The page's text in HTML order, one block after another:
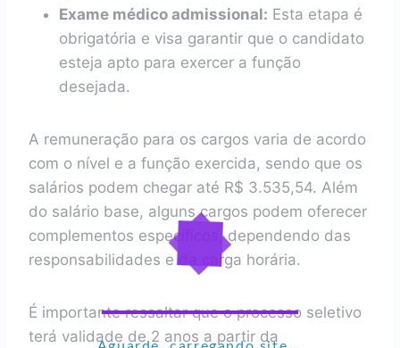
Exame médico admissional: Esta etapa é
obrigatória e visa garantir que o candidato
esteja apto para exercer a função
desejada.
A remuneração para os cargos varia de acordo
com o nível e a função exercida, sendo que os
salários podem chegar até R$ 3.535,54. Além
do salário base, alguns cargos podem oferecer
complementos específicos, dependendo das
responsabilidades e da carga horária.
É importante ressaltar que o processo seletivo
terá validade de 2 anos a partir da